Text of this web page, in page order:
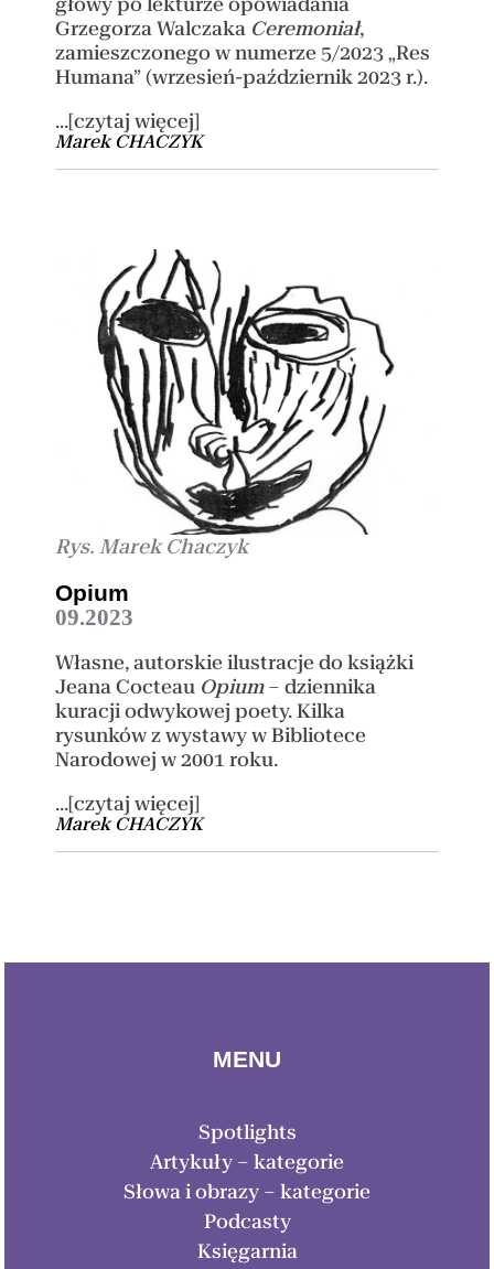
Grzegorza Walczaka Ceremoniał,
zamieszczonego w numerze 5/2023 „Res
Humana” (wrzesień-październik 2023 r.).
...[czytaj więcej]
Marek CHACZYK
Rys. Marek Chaczyk
Opium
09.2023
Własne, autorskie ilustracje do książki
Jeana Cocteau Opium– dziennika
kuracji odwykowej poety. Kilka
rysunków z wystawy w Bibliotece
Narodowej w 2001 roku.
...[czytaj więcej]
Marek CHACZYK
MENU
Spotlights
Artykuły – kategorie
Słowa i obrazy – kategorie
Podcasty
Księgarnia